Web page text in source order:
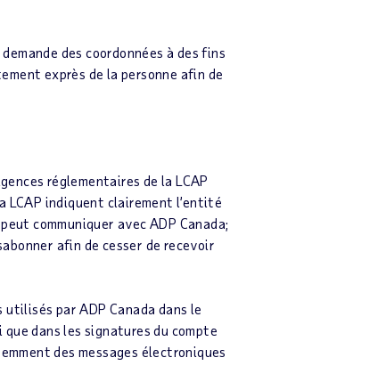
des coordonnées à des fins
exprès de la personne afin de
réglementaires de la LCAP
LCAP indiquent clairement l’entité
communiquer avec ADP Canada;
afin de cesser de recevoir
par ADP Canada dans le
dans les signatures du compte
des messages électroniques